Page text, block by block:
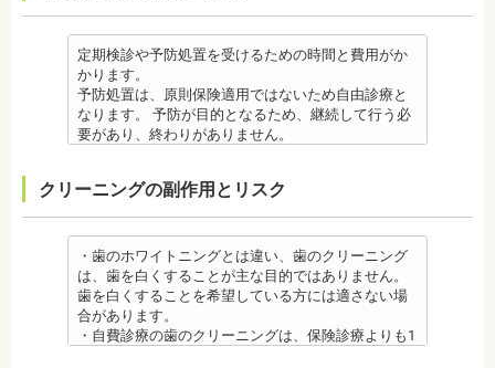
定期検診や予防処置を受けるための時間と費用がか
かります。
予防処置は、原則保険適用ではないため自由診療と
なります。 予防が目的となるため、継続して行う必
要があり、終わりがありません。
日本歯科大学新潟生命歯学部卒業
新潟大学医歯学総合病院にて研修
都内歯科医院にて勤務
クリーニングの副作用とリスク
・歯のホワイトニングとは違い、歯のクリーニング
は、歯を白くすることが主な目的ではありません。
歯を白くすることを希望している方には適さない場
合があります。
・自費診療の歯のクリーニングは、保険診療よりも1